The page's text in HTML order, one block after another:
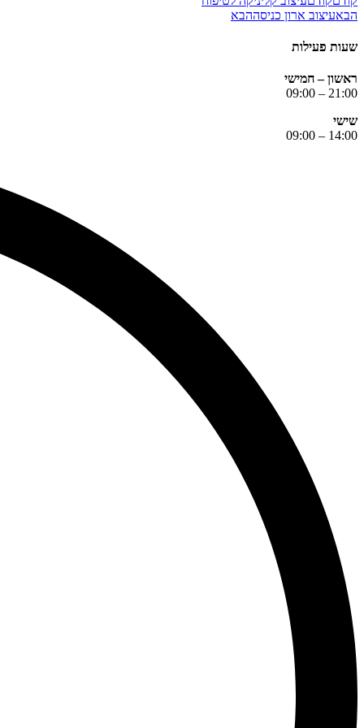
הבאעיצוב ארון כניסההבא
שעות פעילות
ראשון – חמישי
21:00 – 09:00
שישי
14:00 – 09:00